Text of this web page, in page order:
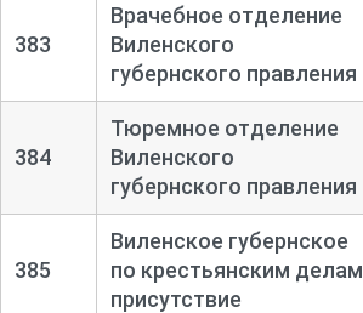
383
Врачебное отделение
Виленского
губернского правления
384
Тюремное отделение
Виленского
губернского правления
385
Виленское губернское
по крестьянским делам
присутствие